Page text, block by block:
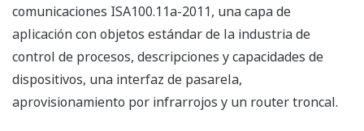
comunicaciones ISA100.11a-2011, una capa de
aplicación con objetos estándar de la industria de
control de procesos, descripciones y capacidades de
dispositivos, una interfaz de pasarela,
aprovisionamiento por infrarrojos y un router troncal.